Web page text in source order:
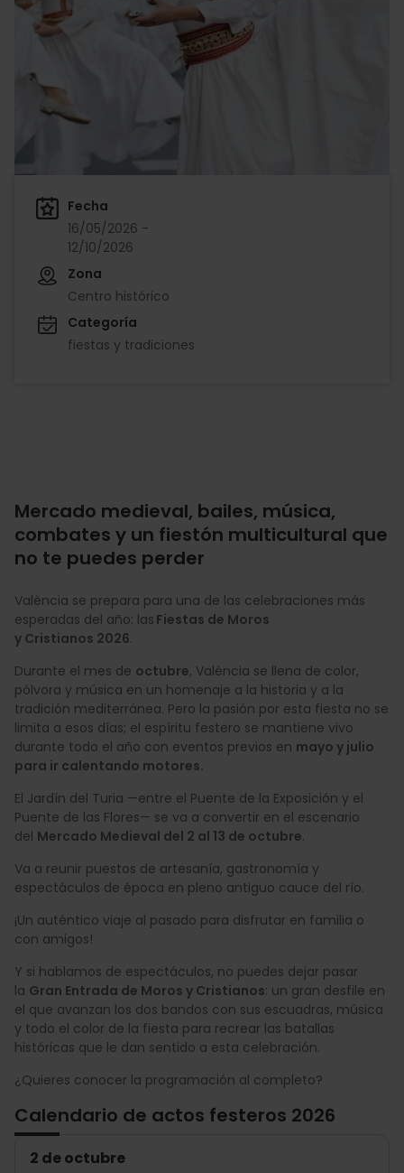
Fecha
16/05/2026 -
12/10/2026
Zona
Centro histórico
Categoría
fiestas y tradiciones
Mercado medieval, bailes, música,
combates y un fiestón multicultural que
no te puedes perder
València se prepara para una de las celebraciones más
esperadas del año: las Fiestas de Moros
y Cristianos 2026.
Durante el mes de octubre, València se llena de color,
pólvora y música en un homenaje a la historia y a la
tradición mediterránea. Pero la pasión por esta fiesta no se
limita a esos días; el espíritu festero se mantiene vivo
durante todo el año con eventos previos en mayo y julio
para ir calentando motores.
El Jardín del Turia —entre el Puente de la Exposición y el
Puente de las Flores— se va a convertir en el escenario
del Mercado Medieval del 2 al 13 de octubre.
Va a reunir puestos de artesanía, gastronomía y
espectáculos de época en pleno antiguo cauce del río.
¡Un auténtico viaje al pasado para disfrutar en familia o
con amigos!
Y si hablamos de espectáculos, no puedes dejar pasar
la Gran Entrada de Moros y Cristianos: un gran desfile en
el que avanzan los dos bandos con sus escuadras, música
y todo el color de la fiesta para recrear las batallas
históricas que le dan sentido a esta celebración.
¿Quieres conocer la programación al completo?
Calendario de actos festeros 2026
2 de octubre